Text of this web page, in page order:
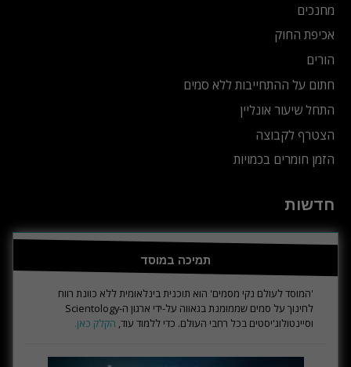
מחנכים
אכיפת החוק
הורים
חתום על ההתחייבות ללא סמים
התחל שיעור אונליין
הצטרף לקבוצה
הזמן חומרים בכמויות
חדשות
תמיכה במוסד
'המוסד לעולם נקי מסמים' הוא תוכנית בינלאומית ללא כוונת רווח
לחינוך על סמים שממומנת בגאווה על-ידי ארגון ה-Scientology
וסיינטולוג'יסטים בכל רחבי העולם. כדי ללמוד עוד, הקלק כאן.